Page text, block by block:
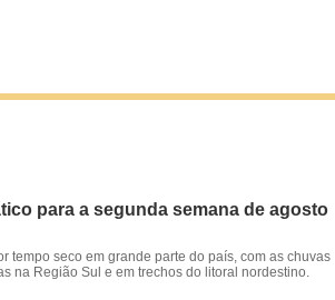
para a segunda semana de agosto
tempo seco em grande parte do país, com as chuvas
na Região Sul e em trechos do litoral nordestino.